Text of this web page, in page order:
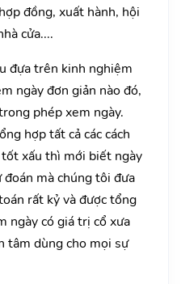
đồng, xuất hành, hội
cửa....
đựa trên kinh nghiệm
ngày đơn giản nào đó,
phép xem ngày.
hợp tất cả các cách
xấu thì mới biết ngày
mà chúng tôi đưa
rất kỷ và được tổng
ngày có giá trị cổ xưa
tâm dùng cho mọi sự